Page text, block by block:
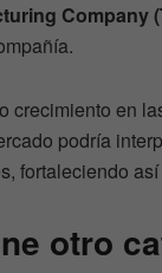
Company
crecimiento en
podría
fortaleciendo
otro